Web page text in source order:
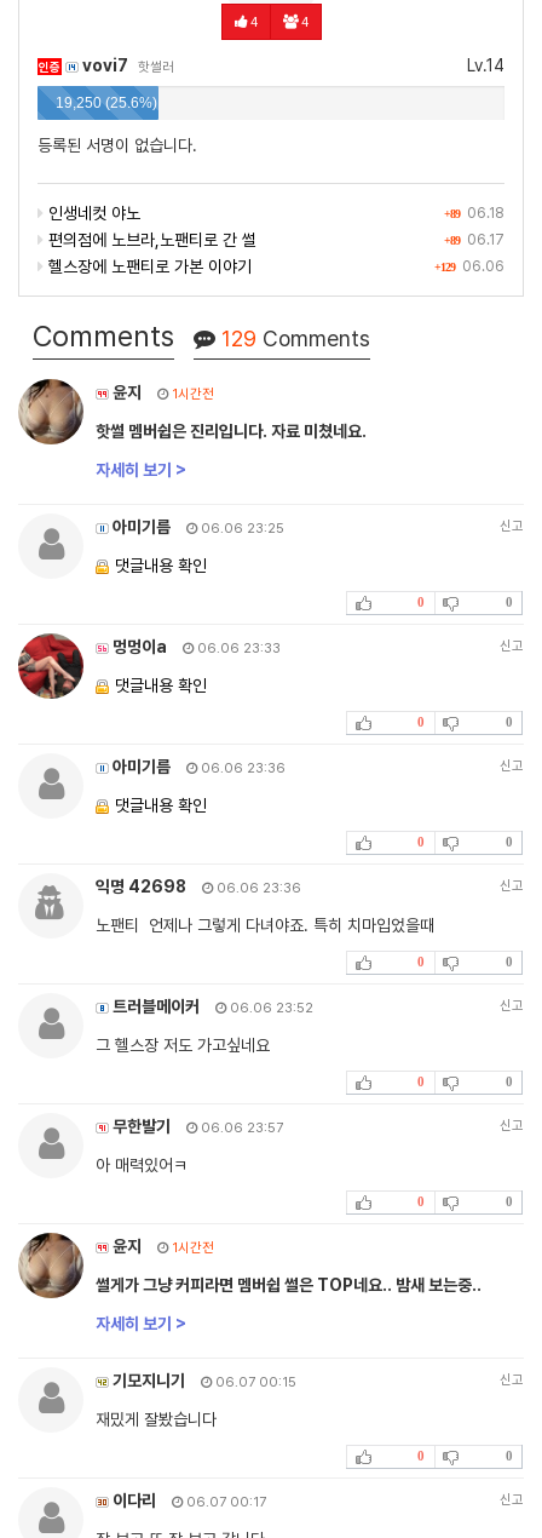
4 4
Lv.14
인증 vovi7 핫썰러
19,250 (25.6%)
등록된 서명이 없습니다.
+89 06.18
인생네컷 야노
+89 06.17
편의점에 노브라,노팬티로 간 썰
+129 06.06
헬스장에 노팬티로 가본 이야기
Comments 129 Comments
윤지 1시간전
핫썰 멤버쉽은 진리입니다. 자료 미쳤네요.
자세히 보기 >
아미기름 06.06 23:25 신고
댓글내용 확인
0 0
멍멍이a 06.06 23:33 신고
댓글내용 확인
0 0
아미기름 06.06 23:36 신고
댓글내용 확인
0 0
익명 42698 06.06 23:36 신고
노팬티 언제나 그렇게 다녀야죠. 특히 치마입었을때
0 0
트러블메이커 06.06 23:52 신고
그 헬스장 저도 가고싶네요
0 0
무한발기 06.06 23:57 신고
아 매력있어ㅋ
0 0
윤지 1시간전
썰게가 그냥 커피라면 멤버쉽 썰은 TOP네요.. 밤새 보는중..
자세히 보기 >
기모지니기 06.07 00:15 신고
재밌게 잘봤습니다
0 0
이다리 06.07 00:17 신고